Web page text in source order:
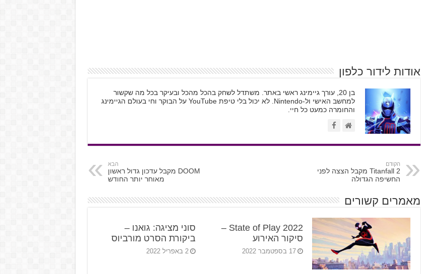
אודות לידור כלפון
בן 20, עורך גיימינג ראשי באתר. משתדל לשחק בהכל מהכל ובעיקר בכל מה שקשור
למחשב האישי ול-Nintendo. לא יכול בלי טיפת YouTube על הבוקר וחי בעולם הגיימינג
והחומרה כמעט כל חיי.
הקודם
Titanfall 2 מקבל הצצה לפני
החשיפה הגדולה
הבא
DOOM מקבל עדכון גדול ראשון
מאוחר יותר החודש
מאמרים קשורים
State of Play 2022 –
סיקור האירוע
17 בספטמבר 2022
סוני מציגה: גואנו –
ביקורת הסרט מורביוס
2 באפריל 2022